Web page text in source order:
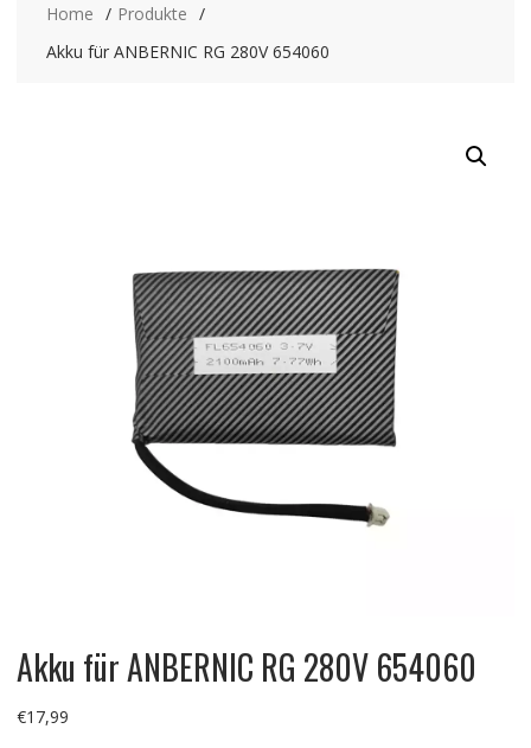
Home
Produkte
Akku für ANBERNIC RG 280V 654060
Akku für ANBERNIC RG 280V 654060
€17,99